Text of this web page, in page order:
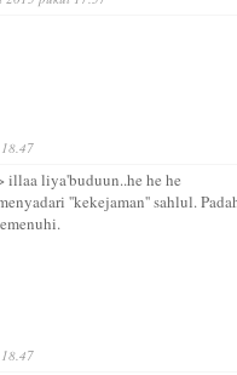
illaa liya'buduun..he he he
''kekejaman'' sahlul.